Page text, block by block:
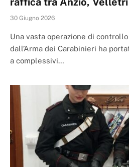
30 Giugno 2026
Una vasta operazione di
dall’Arma dei Carabinieri ha
a complessivi…